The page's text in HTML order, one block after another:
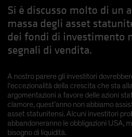
Si è discusso molto di un
massa degli asset
dei fondi di investimento
segnali di vendita.
A nostro parere gli investitori
l’eccezionalità della crescita che sta
argomentazioni a favore delle azioni
clamore, quest’anno non abbiamo
asset statunitensi. Alcuni investitori
abbandoneranno le obbligazioni USA,
bisogno di liquidità.